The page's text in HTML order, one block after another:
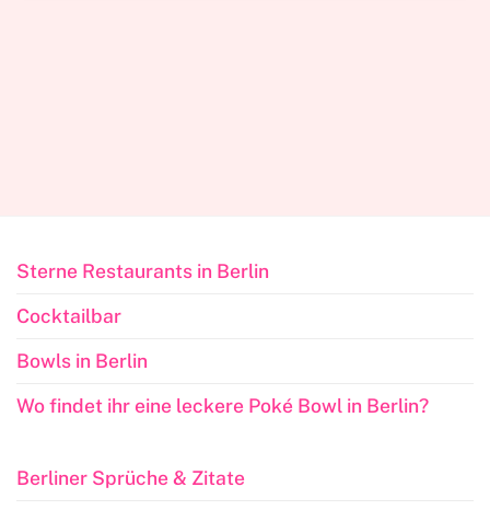
Sterne Restaurants in Berlin
Cocktailbar
Bowls in Berlin
Wo findet ihr eine leckere Poké Bowl in Berlin?
Berliner Sprüche & Zitate